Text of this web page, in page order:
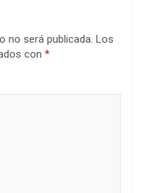
no será publicada. Los
con *